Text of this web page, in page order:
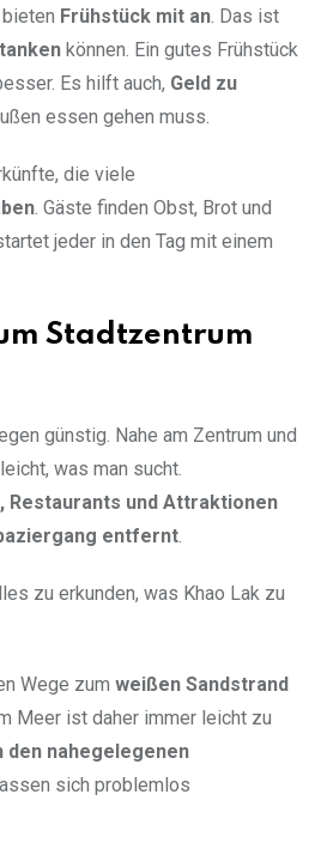
Frühstück mit an . Das ist
können. Ein gutes Frühstück
Es hilft auch, Geld zu
essen gehen muss.
die viele
. Gäste finden Obst, Brot und
jeder in den Tag mit einem
Stadtzentrum
günstig. Nahe am Zentrum und
was man sucht.
Restaurants und Attraktionen
entfernt
zu erkunden, was Khao Lak zu
Wege zum weißen Sandstrand
Meer ist daher immer leicht zu
den nahegelegenen
sich problemlos